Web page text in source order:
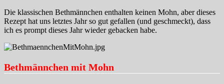
Die klassischen Bethmännchen enthalten keinen Mohn, aber dieses
Rezept hat uns letztes Jahr so gut gefallen (und geschmeckt), dass
ich es prompt dieses Jahr wieder gebacken habe.
Bethmännchen mit Mohn